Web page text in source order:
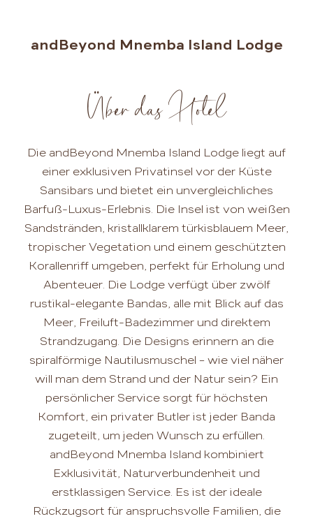
andBeyond Mnemba Island Lodge
Über das Hotel
Die andBeyond Mnemba Island Lodge liegt auf
einer exklusiven Privatinsel vor der Küste
Sansibars und bietet ein unvergleichliches
Barfuß-Luxus-Erlebnis. Die Insel ist von weißen
Sandstränden, kristallklarem türkisblauem Meer,
tropischer Vegetation und einem geschützten
Korallenriff umgeben, perfekt für Erholung und
Abenteuer. Die Lodge verfügt über zwölf
rustikal-elegante Bandas, alle mit Blick auf das
Meer, Freiluft-Badezimmer und direktem
Strandzugang. Die Designs erinnern an die
spiralförmige Nautilusmuschel – wie viel näher
will man dem Strand und der Natur sein? Ein
persönlicher Service sorgt für höchsten
Komfort, ein privater Butler ist jeder Banda
zugeteilt, um jeden Wunsch zu erfüllen.
andBeyond Mnemba Island kombiniert
Exklusivität, Naturverbundenheit und
erstklassigen Service. Es ist der ideale
Rückzugsort für anspruchsvolle Familien, die